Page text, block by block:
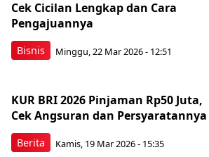
Bisnis
Cek Cicilan Lengkap dan Cara
Pengajuannya
Minggu, 22 Mar 2026 - 12:51
Berita
KUR BRI 2026 Pinjaman Rp50 Juta,
Cek Angsuran dan Persyaratannya
Kamis, 19 Mar 2026 - 15:35